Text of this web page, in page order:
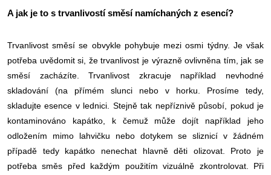
A jak je to s trvanlivostí směsí namíchaných z esencí?
Trvanlivost směsí se obvykle pohybuje mezi osmi týdny. Je však
potřeba uvědomit si, že trvanlivost je výrazně ovlivněna tím, jak se
směsí zacházíte. Trvanlivost zkracuje například nevhodné
skladování (na přímém slunci nebo v horku. Prosíme tedy,
skladujte esence v lednici. Stejně tak nepříznivě působí, pokud je
kontaminováno kapátko, k čemuž může dojít například jeho
odložením mimo lahvičku nebo dotykem se sliznicí v žádném
případě tedy kapátko nenechat hlavně děti olizovat. Proto je
potřeba směs před každým použitím vizuálně zkontrolovat. Při